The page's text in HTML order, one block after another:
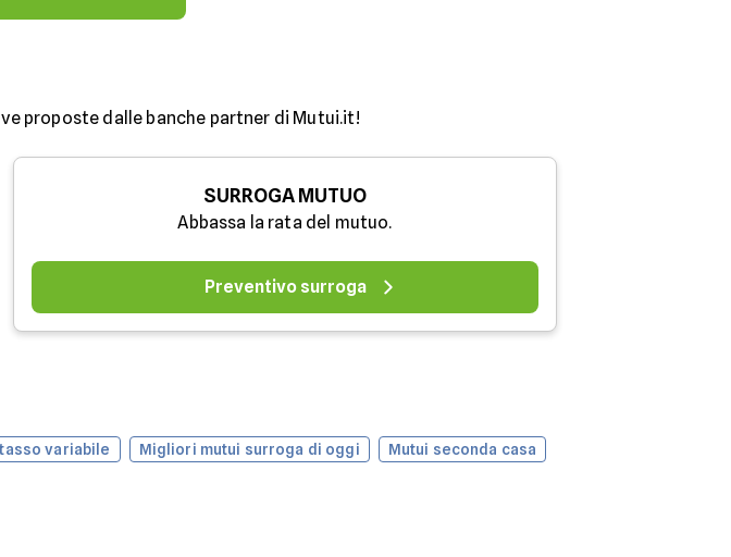
proposte dalle banche partner di Mutui.it!
SURROGA MUTUO
Abbassa la rata del mutuo.
Preventivo surroga
variabile Migliori mutui surroga di oggi
Mutui seconda casa